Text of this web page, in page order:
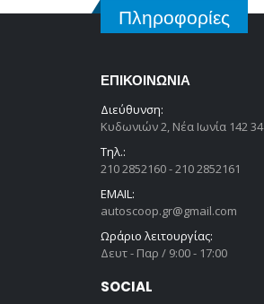
Πληροφορίες
ΕΠΙΚΟΙΝΩΝΊΑ
Διεύθυνση:
Κυδωνιών 2, Νέα Ιωνία 142 34
Τηλ.:
210 2852160 - 210 2852161
EMAIL:
autoscoop.gr@gmail.com
Ωράριο λειτουργίας:
Δευτ - Παρ / 9:00 - 17:00
SOCIAL